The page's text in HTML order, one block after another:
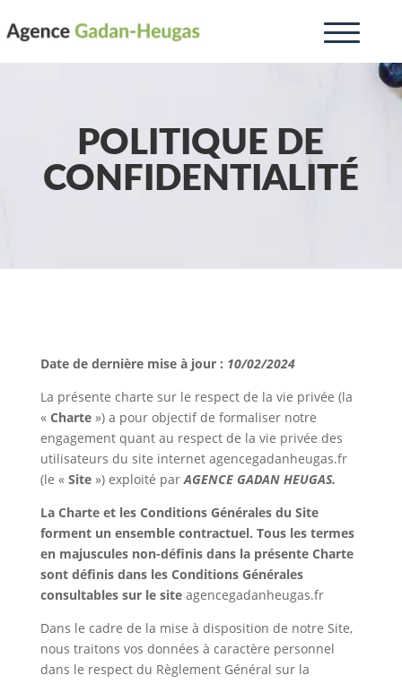
POLITIQUE DE
CONFIDENTIALITÉ
Date de dernière mise à jour : 10/02/2024
La présente charte sur le respect de la vie privée (la
« Charte») a pour objectif de formaliser notre
engagement quant au respect de la vie privée des
utilisateurs du site internet agencegadanheugas.fr
(le « Site ») exploité parAGENCE GADAN HEUGAS.
La Charte et les Conditions Générales du Site
forment un ensemble contractuel. Tous les termes
en majuscules non-définis dans la présente Charte
sont définis dans les Conditions Générales
consultables sur le site agencegadanheugas.fr
Dans le cadre de la mise à disposition de notre Site,
nous traitons vos données à caractère personnel
dans le respect du Règlement Général sur la